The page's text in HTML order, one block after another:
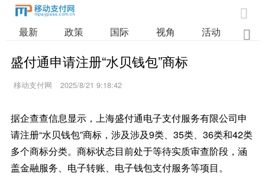

最新 政策 国际 视角 活动 业

盛付通申请注册“水贝钱包”商标
移动支付网 2025/8/21 9:18:42
据企查查信息显示，上海盛付通电子支付服务有限公司申
请注册“水贝钱包”商标，涉及涉及9类、35类、36类和42类
多个商标分类。商标状态目前处于等待实质审查阶段，涵
盖金融服务、电子转账、电子钱包支付服务等项目。